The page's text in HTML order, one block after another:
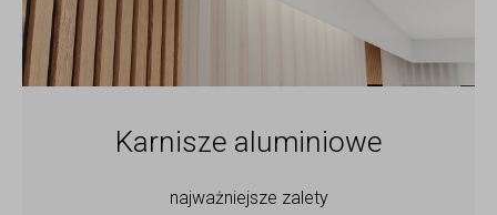
Karnisze aluminiowe
najważniejsze zalety